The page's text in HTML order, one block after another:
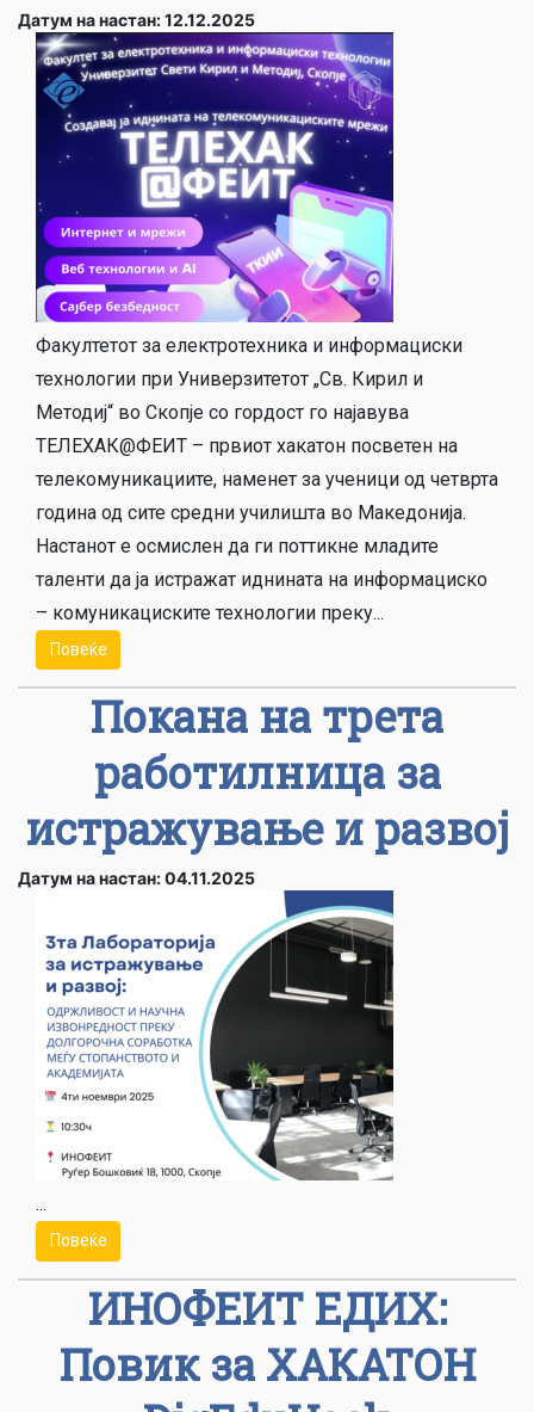
Датум на настан: 12.12.2025
Факултетот за електротехника и информациски
технологии при Универзитетот „Св. Кирил и
Методиј“ во Скопје со гордост го најавува
ТЕЛЕХАК@ФЕИТ – првиот хакатон посветен на
телекомуникациите, наменет за ученици од четврта
година од сите средни училишта во Македонија.
Настанот е осмислен да ги поттикне младите
таленти да ја истражат иднината на информациско
– комуникациските технологии преку...
Повеќе
Покана на трета
работилница за
истражување и развој
Датум на настан: 04.11.2025
...
Повеќе
ИНОФЕИТ ЕДИХ:
Повик за ХАКАТОН